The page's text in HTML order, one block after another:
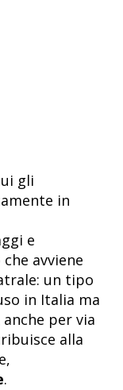
gli
in
e
avviene
un tipo
in Italia ma
per via
alla
.